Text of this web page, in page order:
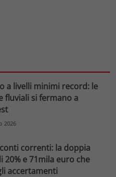
a livelli minimi record: le
fluviali si fermano a
2026
correnti: la doppia
20% e 71mila euro che
accertamenti